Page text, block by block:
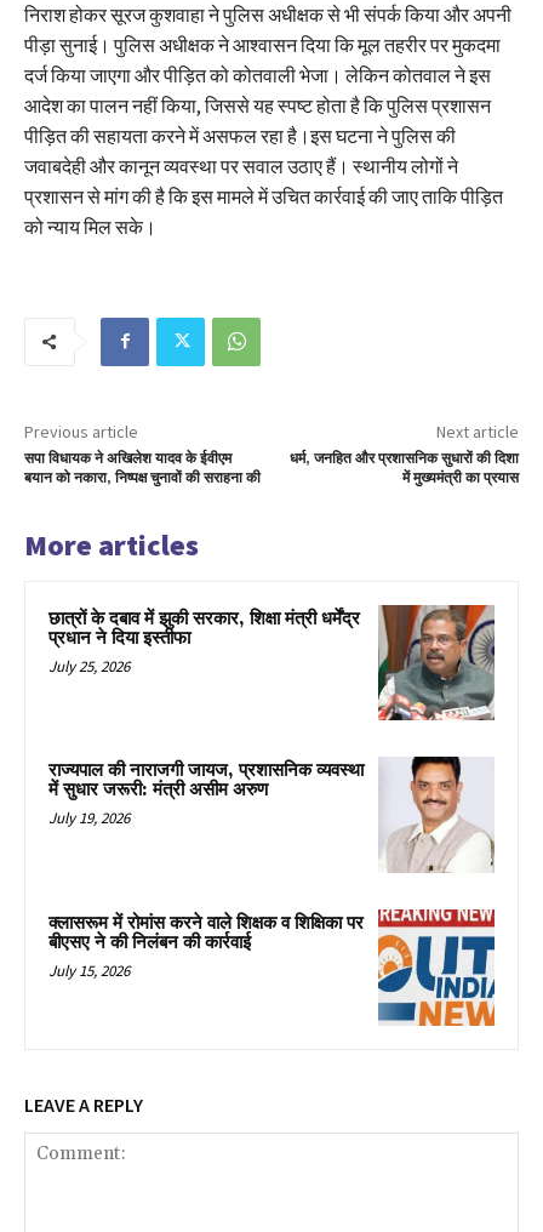
निराश होकर सूरज कुशवाहा ने पुलिस अधीक्षक से भी संपर्क किया और अपनी
पीड़ा सुनाई। पुलिस अधीक्षक ने आश्वासन दिया कि मूल तहरीर पर मुकदमा
दर्ज किया जाएगा और पीड़ित को कोतवाली भेजा। लेकिन कोतवाल ने इस
आदेश का पालन नहीं किया, जिससे यह स्पष्ट होता है कि पुलिस प्रशासन
पीड़ित की सहायता करने में असफल रहा है।इस घटना ने पुलिस की
जवाबदेही और कानून व्यवस्था पर सवाल उठाए हैं। स्थानीय लोगों ने
प्रशासन से मांग की है कि इस मामले में उचित कार्रवाई की जाए ताकि पीड़ित
को न्याय मिल सके।
Previous article
सपा विधायक ने अखिलेश यादव के ईवीएम
बयान को नकारा, निष्पक्ष चुनावों की सराहना की
Next article
धर्म, जनहित और प्रशासनिक सुधारों की दिशा
में मुख्यमंत्री का प्रयास
More articles
छात्रों के दबाव में झुकी सरकार, शिक्षा मंत्री धर्मेंद्र
प्रधान ने दिया इस्तीफा
July 25, 2026
राज्यपाल की नाराजगी जायज, प्रशासनिक व्यवस्था
में सुधार जरूरी: मंत्री असीम अरुण
July 19, 2026
क्लासरूम में रोमांस करने वाले शिक्षक व शिक्षिका पर
बीएसए ने की निलंबन की कार्रवाई
July 15, 2026
LEAVE A REPLY